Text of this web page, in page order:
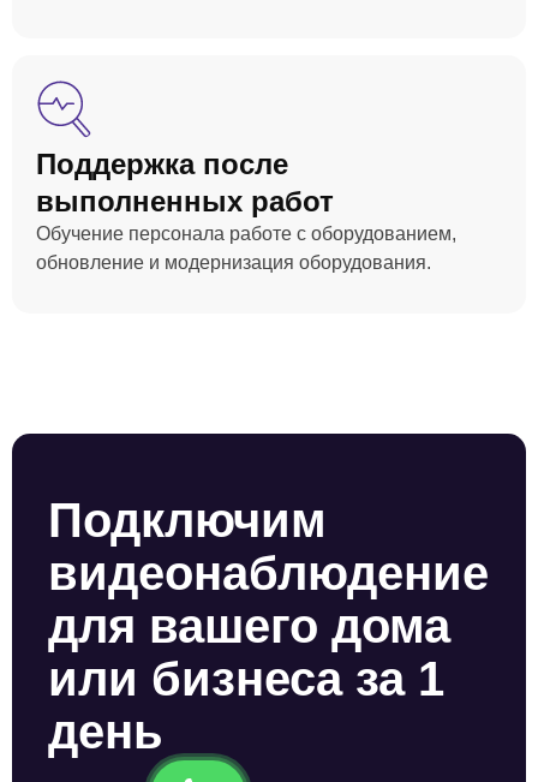
Поддержка после
выполненных работ
Обучение персонала работе с оборудованием,
обновление и модернизация оборудования.
Подключим
видеонаблюдение
для вашего дома
или бизнеса за 1
день